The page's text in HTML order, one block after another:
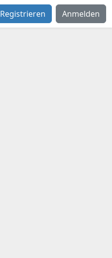
Registrieren Anmelden